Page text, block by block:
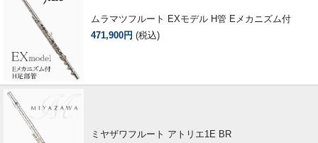
ムラマツフルート EXモデル H管 Eメカニズム付
471,900円 (税込)
ミヤザワフルート アトリエ1E BR